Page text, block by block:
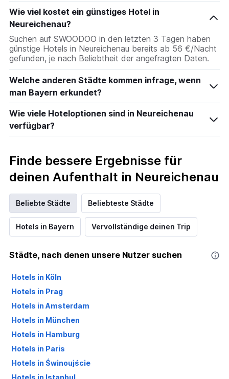
Wie viel kostet ein günstiges Hotel in
Neureichenau?
Suchen auf SWOODOO in den letzten 3 Tagen haben
günstige Hotels in Neureichenau bereits ab 56 €/Nacht
gefunden, je nach Beliebtheit der angefragten Daten.
Welche anderen Städte kommen infrage, wenn
man Bayern erkundet?
Wie viele Hoteloptionen sind in Neureichenau
verfügbar?
Finde bessere Ergebnisse für
deinen Aufenthalt in Neureichenau
Beliebte Städte Beliebteste Städte
Hotels in Bayern Vervollständige deinen Trip
Städte, nach denen unsere Nutzer suchen
Hotels in Köln
Hotels in Prag
Hotels in Amsterdam
Hotels in München
Hotels in Hamburg
Hotels in Paris
Hotels in Świnoujście